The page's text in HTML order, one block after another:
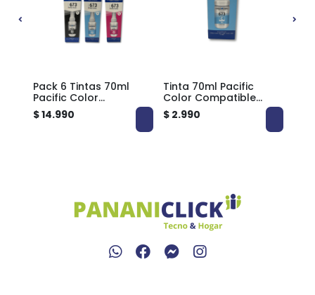
Pack 6 Tintas 70ml
Pacific Color
Compatible EPSON 673
ECOTANK
$ 14.990
Tinta 70ml Pacific
Color Compatible
EPSON 673 ECOTANK
$ 2.990